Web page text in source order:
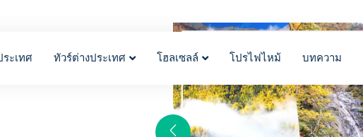
ะเทศ ทัวร์ต่างประเทศ โฮลเซลล์ โปรไฟไหม้ บทความ